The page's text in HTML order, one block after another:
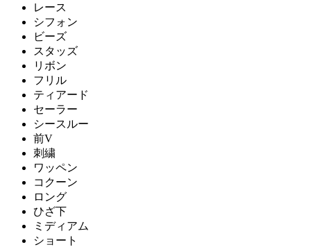
レース
シフォン
ビーズ
スタッズ
リボン
フリル
ティアード
セーラー
シースルー
前V
刺繍
ワッペン
コクーン
ロング
ひざ下
ミディアム
ショート